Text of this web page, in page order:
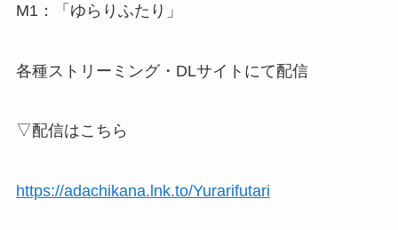
M1：「ゆらりふたり」
各種ストリーミング・DLサイトにて配信
▽配信はこちら
https://adachikana.lnk.to/Yurarifutari